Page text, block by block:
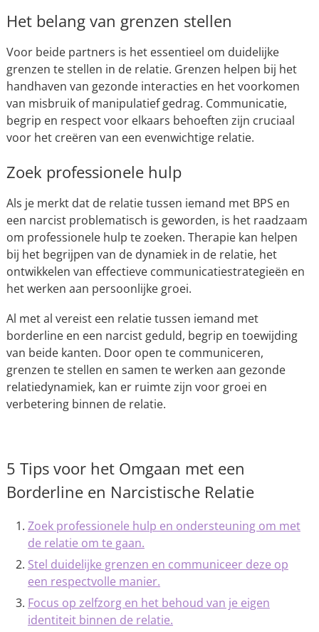
Het belang van grenzen stellen
Voor beide partners is het essentieel om duidelijke
grenzen te stellen in de relatie. Grenzen helpen bij het
handhaven van gezonde interacties en het voorkomen
van misbruik of manipulatief gedrag. Communicatie,
begrip en respect voor elkaars behoeften zijn cruciaal
voor het creëren van een evenwichtige relatie.
Zoek professionele hulp
Als je merkt dat de relatie tussen iemand met BPS en
een narcist problematisch is geworden, is het raadzaam
om professionele hulp te zoeken. Therapie kan helpen
bij het begrijpen van de dynamiek in de relatie, het
ontwikkelen van effectieve communicatiestrategieën en
het werken aan persoonlijke groei.
Al met al vereist een relatie tussen iemand met
borderline en een narcist geduld, begrip en toewijding
van beide kanten. Door open te communiceren,
grenzen te stellen en samen te werken aan gezonde
relatiedynamiek, kan er ruimte zijn voor groei en
verbetering binnen de relatie.
5 Tips voor het Omgaan met een
Borderline en Narcistische Relatie
Zoek professionele hulp en ondersteuning om met
de relatie om te gaan.
Stel duidelijke grenzen en communiceer deze op
een respectvolle manier.
Focus op zelfzorg en het behoud van je eigen
identiteit binnen de relatie.